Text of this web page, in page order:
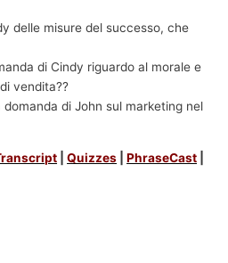
delle misure del successo, che
di Cindy riguardo al morale e
vendita??
di John sul marketing nel
|Quizzes |PhraseCast